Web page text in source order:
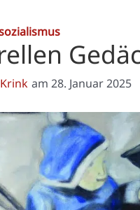
am 28. Januar 2025